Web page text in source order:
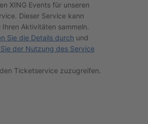
XING Events für unseren
Dieser Service kann
Ihren Aktivitäten sammeln.
Sie die Details durch und
der Nutzung des Service
den Ticketservice zuzugreifen.